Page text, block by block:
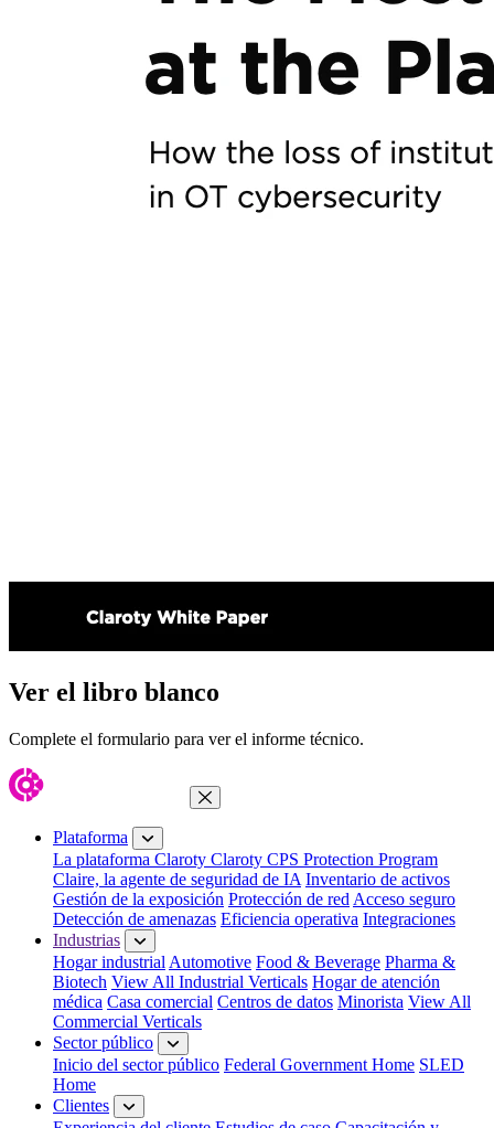
Ver el libro blanco
Complete el formulario para ver el informe técnico.
Cerrar menú
Plataforma
La plataforma Claroty Claroty CPS Protection Program
Claire, la agente de seguridad de IA Inventario de activos
Gestión de la exposición Protección de red Acceso seguro
Detección de amenazas Eficiencia operativa Integraciones
Industrias
Hogar industrial Automotive Food & Beverage Pharma &
Biotech View All Industrial Verticals Hogar de atención
médica Casa comercial Centros de datos Minorista View All
Commercial Verticals
Sector público
Inicio del sector público Federal Government Home SLED
Home
Clientes